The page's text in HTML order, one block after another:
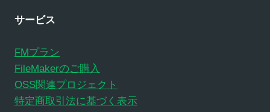
サービス
FMプラン
FileMakerのご購入
OSS関連プロジェクト
特定商取引法に基づく表示